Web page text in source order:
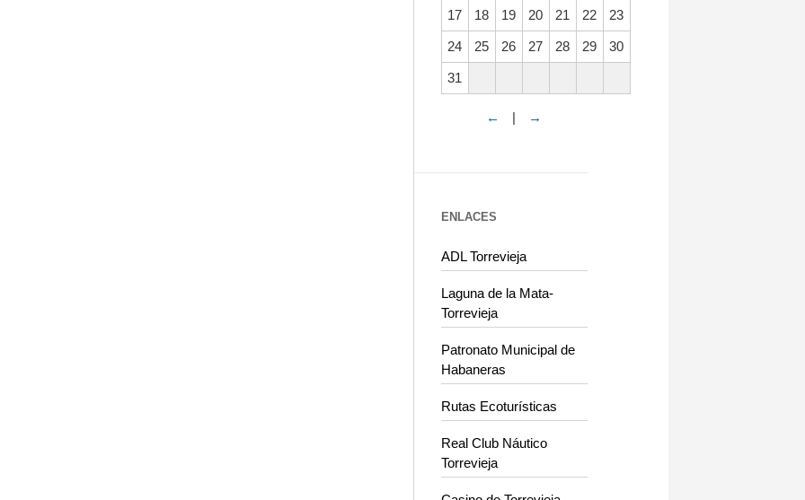
17 18 19 20 21 22 23
24 25 26 27 28 29 30
31
← | →
ENLACES
ADL Torrevieja
Laguna de la Mata-
Torrevieja
Patronato Municipal de
Habaneras
Rutas Ecoturísticas
Real Club Náutico
Torrevieja